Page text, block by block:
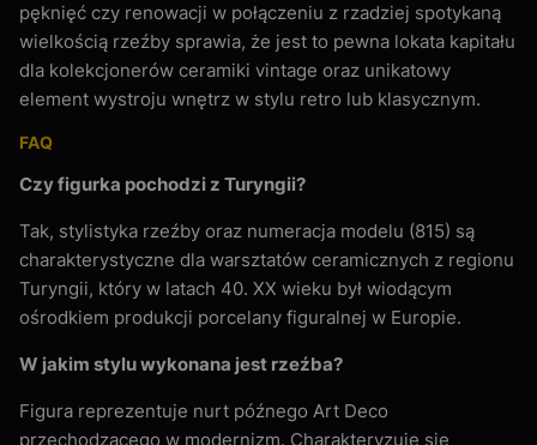
pęknięć czy renowacji w połączeniu z rzadziej spotykaną
wielkością rzeźby sprawia, że jest to pewna lokata kapitału
dla kolekcjonerów ceramiki vintage oraz unikatowy
element wystroju wnętrz w stylu retro lub klasycznym.
FAQ
Czy figurka pochodzi z Turyngii?
Tak, stylistyka rzeźby oraz numeracja modelu (815) są
charakterystyczne dla warsztatów ceramicznych z regionu
Turyngii, który w latach 40. XX wieku był wiodącym
ośrodkiem produkcji porcelany figuralnej w Europie.
W jakim stylu wykonana jest rzeźba?
Figura reprezentuje nurt późnego Art Deco
przechodzącego w modernizm. Charakteryzuje się